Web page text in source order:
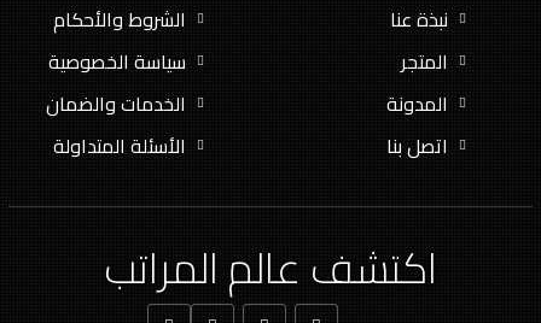
نبذة عنا
المتجر
المدونة
اتصل بنا
الشروط والأحكام
سياسة الخصوصية
الخدمات والضمان
الأسئلة المتداولة
اكتشف عالم المراتب